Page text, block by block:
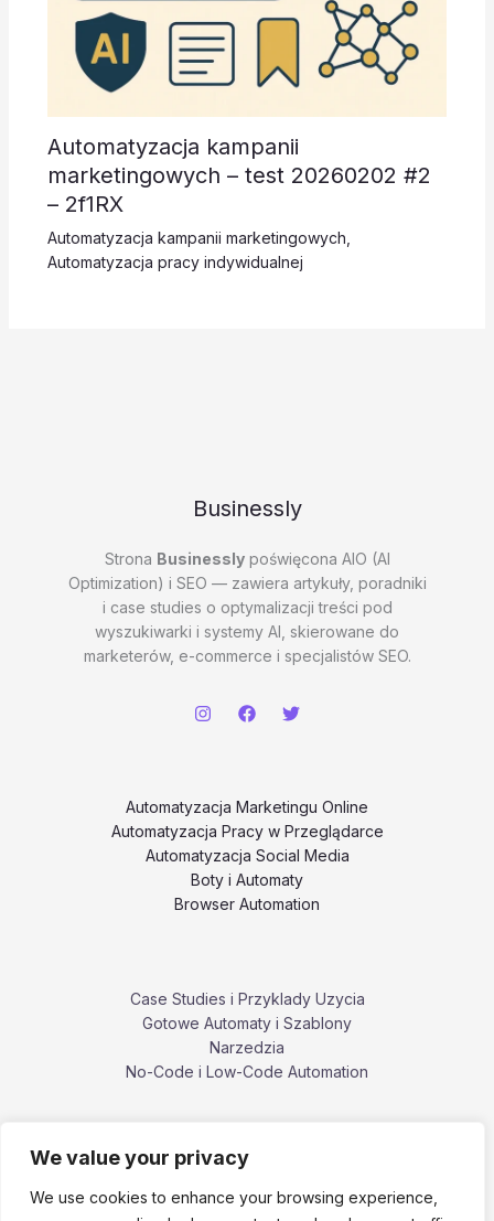
We value your privacy
We use cookies to enhance your browsing experience,
Automatyzacja kampanii
marketingowych – test 20260202 #2
– 2f1RX
Automatyzacja kampanii marketingowych
Automatyzacja pracy indywidualnej
Businessly
Strona Businesslypoświęcona AIO (AI
Optimization) i SEO — zawiera artykuły, poradniki
i case studies o optymalizacji treści pod
wyszukiwarki i systemy AI, skierowane do
marketerów, e-commerce i specjalistów SEO.
Automatyzacja Marketingu Online
Automatyzacja Pracy w Przeglądarce
Automatyzacja Social Media
Boty i Automaty
Browser Automation
Case Studies i Przyklady Uzycia
Gotowe Automaty i Szablony
Narzedzia
No-Code i Low-Code Automation
Poradniki i Tutoriale
Porownania i Alternatywy Narzedzi
Problemy, Bledy i Ograniczenia